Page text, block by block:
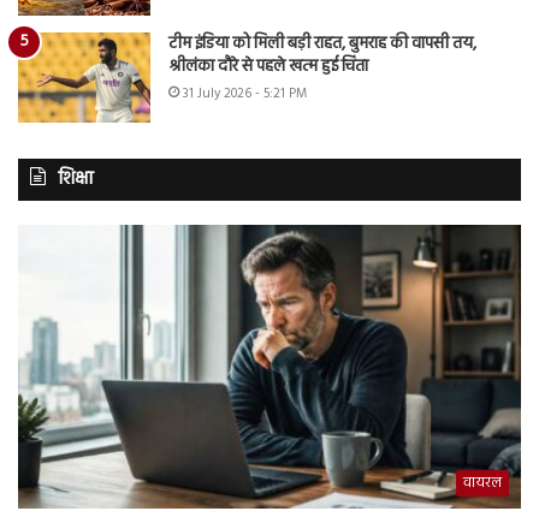
टीम इंडिया को मिली बड़ी राहत, बुमराह की वापसी तय,
श्रीलंका दौरे से पहले खत्म हुई चिंता
31 July 2026 - 5:21 PM
शिक्षा
वायरल